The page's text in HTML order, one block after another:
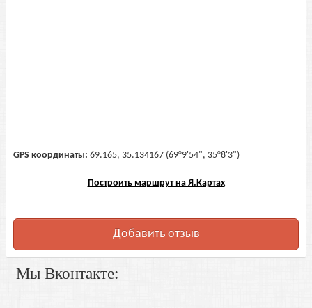
GPS координаты: 69.165, 35.134167 (69°9'54", 35°8'3")
Построить маршрут на Я.Картах
Добавить отзыв
Мы Вконтакте: